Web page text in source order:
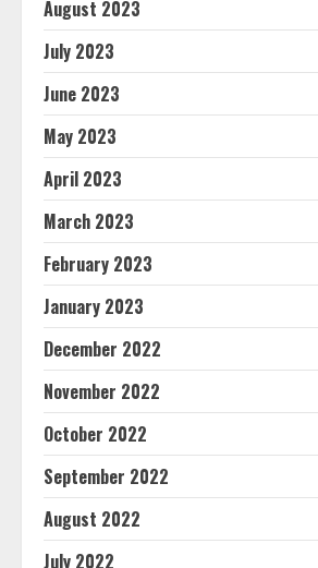
August 2023
July 2023
June 2023
May 2023
April 2023
March 2023
February 2023
January 2023
December 2022
November 2022
October 2022
September 2022
August 2022
July 2022